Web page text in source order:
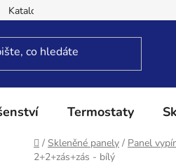
Katalog
Termostaty
Domů
/ Skleněné panely / Panel
2+2+zás+zás - bílý